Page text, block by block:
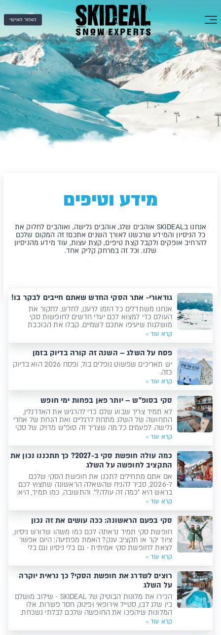
האזור האישי
מידע וטיפים
אנחנו בSKIDEAL אוהבים שלג, אוהבים גלישה, ואוהבים לחלוק את
כל הניסיון והמידע שרכשנו לאורך השנים אתכם! זה המקום שלכם
להרחיב אופקים ולקבל קצת טיפים, קצת עצות, עוד מידע מהניסיון
שלנו. וכל זה במרחק קליק אחד.
גודאורי- אתר הסקי החדש שאתם חייבים לבקר בו!
אנחנו משתדלים כל הזמן לרענן, לחדש, לחקור את
העולם כדי למצוא לכם יעדי חדשים לחופשות סקי
מושלגות שיעיפו אתכם לשמיים. קבלו את הכוכבת
החדשה שלנו, יעד שרק מקבץ ישראלים זכו לגלוש בו,
המקלט של הגולשים המכורים שלא בחלו באמצעים כדי
להגיע אליו- גיאורגיה!
קרא עוד >
פסח על השלג – השנה זה קורה בדיוק בזמן
יש תאריכים שפשוט נופלים בול, ופסח 2026 הוא בדיוק
כזה.
קרא עוד >
סקי בסופ"ש – יותר פאן בפחות ימי חופש
לא תמיד צריך שבוע שלם כדי להרגיש את האדרנלין,
התחושה של השלג מתחת לרגליים ואת הנחת של אחרי
גלישה. לפעמים כל מה שצריך זה סופ"ש מדויק של סקי
קרא עוד >
כמה עולה חופשת סקי ב-2027? כך תתכננו נכון את
התקציב לחופשה על השלג
אם אתם מתחילים לתכנן את חופשת הסקי שלכם
ל-2026, סביר להניח שהשאלה הראשונה שתצוץ לכם
בראש היא "כמה זה עולה?". והתשובה, כמו תמיד, היא:
זה תלוי. יש הרבה משתנים שיכולים להשפיע על המחיר -
החל מהתאריכים שתבחרו, דרך סוג המלון ועד למה כלול
בתוך החבילה. כדי לעזור לכם להבין את התמונה הגדולה,
ריכזנו את כל&hellip;
קרא עוד >
סקי בפעם הראשונה: ככה עושים את זה נכון
חופשת סקי תמיד נראתה לכם כמו משהו שדורש ניסיון,
ציוד יקר או תקציב ענק? האמת מפתיעה: היום אפשר
לצאת לחופשת סקי אמיתית - גם בלי ניסיון וגם בלי
לשבור תוכניות חיסכון.
קרא עוד >
רוצים לשדרג את חופשת הסקי? כך נראית יוקרה
על השלג
הכירו את מלונות הבוטיק של SKIDEAL - שילוב מושלם
בין שלג לבן, סטייל אירופאי ופינוק חסר פשרות. אלו
המלונות שיהפכו את החופשה שלכם לבלתי נשכחת.
קרא עוד >